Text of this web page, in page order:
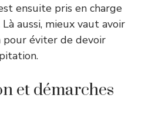
ensuite pris en charge
aussi, mieux vaut avoir
éviter de devoir
et démarches